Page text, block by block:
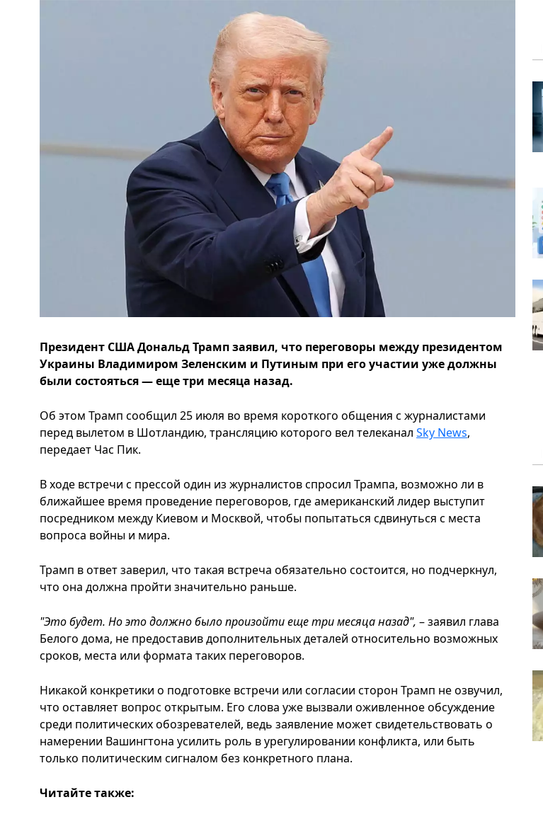
Президент США Дональд Трамп заявил, что переговоры между президентом
Украины Владимиром Зеленским и Путиным при его участии уже должны
были состояться — еще три месяца назад.
Об этом Трамп сообщил 25 июля во время короткого общения с журналистами
перед вылетом в Шотландию, трансляцию которого вел телеканал Sky News,
передает Час Пик.
В ходе встречи с прессой один из журналистов спросил Трампа, возможно ли в
ближайшее время проведение переговоров, где американский лидер выступит
посредником между Киевом и Москвой, чтобы попытаться сдвинуться с места
вопроса войны и мира.
Трамп в ответ заверил, что такая встреча обязательно состоится, но подчеркнул,
что она должна пройти значительно раньше.
"Это будет. Но это должно было произойти еще три месяца назад", – заявил глава
Белого дома, не предоставив дополнительных деталей относительно возможных
сроков, места или формата таких переговоров.
Никакой конкретики о подготовке встречи или согласии сторон Трамп не озвучил,
что оставляет вопрос открытым. Его слова уже вызвали оживленное обсуждение
среди политических обозревателей, ведь заявление может свидетельствовать о
намерении Вашингтона усилить роль в урегулировании конфликта, или быть
только политическим сигналом без конкретного плана.
Читайте также: